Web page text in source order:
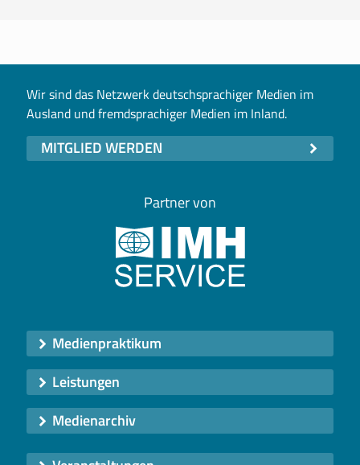
Wir sind das Netzwerk deutschsprachiger Medien im
Ausland und fremdsprachiger Medien im Inland.
MITGLIED WERDEN
Partner von
Medienpraktikum
Leistungen
Medienarchiv